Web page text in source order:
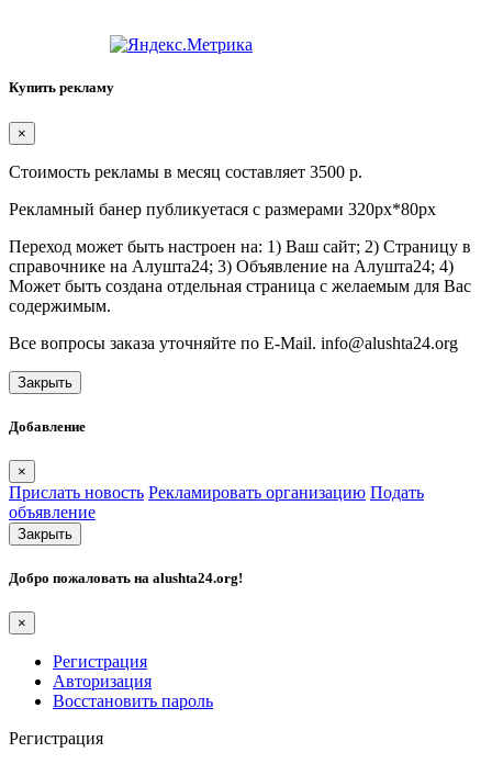
Купить рекламу
×
Стоимость рекламы в месяц составляет 3500 р.
Рекламный банер публикуетася с размерами 320px*80px
Переход может быть настроен на: 1) Ваш сайт; 2) Страницу в
справочнике на Алушта24; 3) Объявление на Алушта24; 4)
Может быть создана отдельная страница с желаемым для Вас
содержимым.
Все вопросы заказа уточняйте по E-Mail. info@alushta24.org
Закрыть
Добавление
×
Прислать новость Рекламировать организацию Подать
объявление
Закрыть
Добро пожаловать на alushta24.org!
×
Регистрация
Авторизация
Восстановить пароль
Регистрация